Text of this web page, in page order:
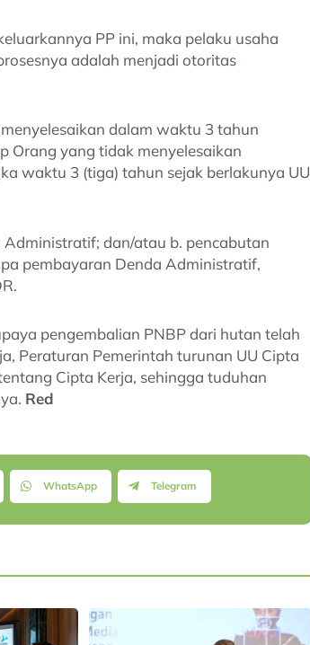
PP ini, maka pelaku usaha
adalah menjadi otoritas
dalam waktu 3 tahun
Orang yang tidak menyelesaikan
waktu 3 (tiga) tahun sejak berlakunya UU
dan/atau b. pencabutan
pembayaran Denda Administratif,
pengembalian PNBP dari hutan telah
Peraturan Pemerintah turunan UU Cipta
Cipta Kerja, sehingga tuduhan
Red
WhatsApp Telegram